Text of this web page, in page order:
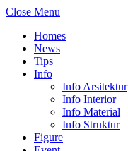
Close Menu
Homes
News
Tips
Info
Info Arsitektur
Info Interior
Info Material
Info Struktur
Figure